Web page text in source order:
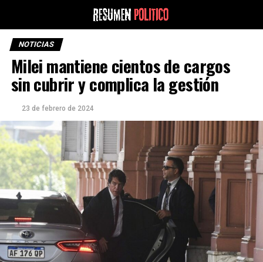
NOTICIAS
Milei mantiene cientos de cargos
sin cubrir y complica la gestión
23 de febrero de 2024